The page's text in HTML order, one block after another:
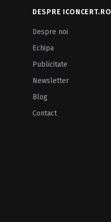
DESPRE ICONCERT.RO
Despre noi
Echipa
Publicitate
Newsletter
Blog
Contact